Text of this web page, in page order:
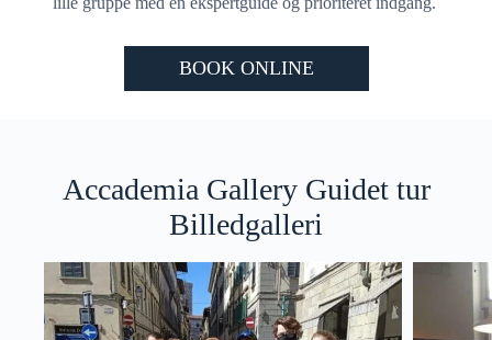
BOOK ONLINE
Accademia Gallery Guidet tur
Billedgalleri